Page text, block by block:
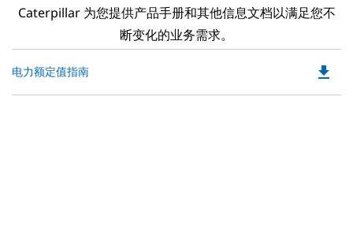
Caterpillar 为您提供产品手册和其他信息文档以满足您不
断变化的业务需求。
电力额定值指南 file_download